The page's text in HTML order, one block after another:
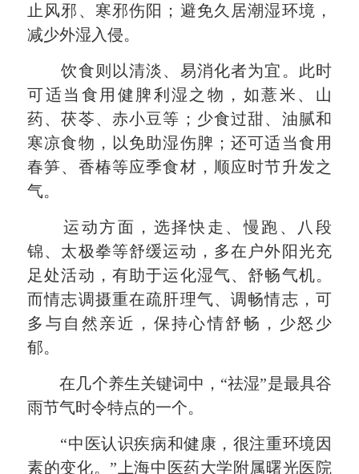
止风邪、寒邪伤阳；避免久居潮湿环境，
减少外湿入侵。
饮食则以清淡、 易消化者为宜。此时
可适当食用健脾利湿之物，如薏米、山
药、茯苓、赤小豆等；少食过甜、油腻和
寒凉食物，以免助湿伤脾；还可适当食用
春笋、香椿等应季食材，顺应时节升发之
气。
运动方面，选择快走、慢跑、八段
锦、太极拳等舒缓运动，多在户外阳光充
足处活动，有助于运化湿气、舒畅气机。
而情志调摄重在疏肝理气、调畅情志，可
多与自然亲近，保持心情舒畅，少怒少
郁。
在几个养生关键词中，“祛湿”是最具谷
雨节气时令特点的一个。
“中医认识疾病和健康，很注重环境因
素的变化。”上海中医药大学附属曙光医院